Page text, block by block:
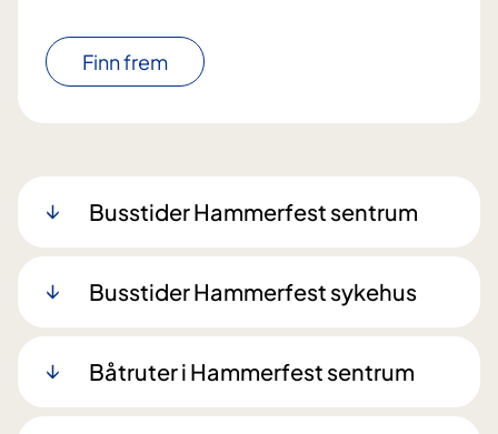
Finn frem
Busstider Hammerfest sentrum
Busstider Hammerfest sykehus
Båtruter i Hammerfest sentrum